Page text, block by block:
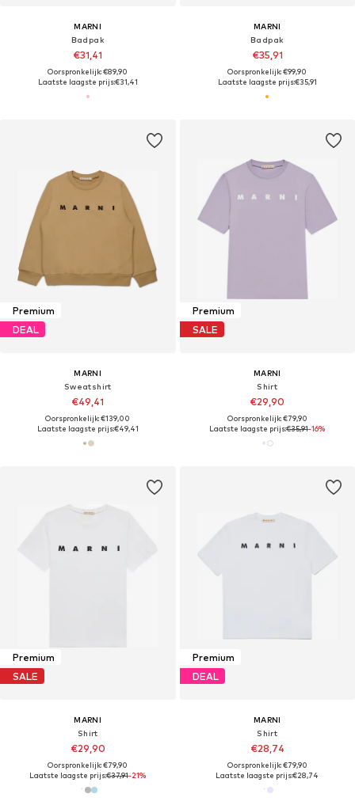
MARNI
Badpak
€31,41
Oorspronkelijk: €89,90
Laatste laagste prijs:€31,41
MARNI
Badpak
€35,91
Oorspronkelijk: €99,90
Laatste laagste prijs:€35,91
Premium
DEAL
MARNI
Sweatshirt
€49,41
Oorspronkelijk: €139,00
Laatste laagste prijs:€49,41
Premium
SALE
MARNI
Shirt
€29,90
Oorspronkelijk: €79,90
Laatste laagste prijs:€35,91-16%
Premium
SALE
MARNI
Shirt
€29,90
Oorspronkelijk: €79,90
Laatste laagste prijs:€37,91-21%
Premium
DEAL
MARNI
Shirt
€28,74
Oorspronkelijk: €79,90
Laatste laagste prijs:€28,74